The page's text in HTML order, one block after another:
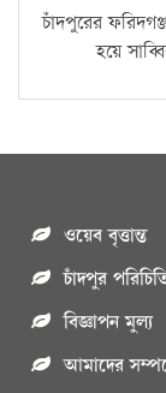
চাঁদপুরের
হয়ে
ওয়েব বৃত্তান্ত
চাঁদপুর
বিজ্ঞাপন মুল্য
আমাদের